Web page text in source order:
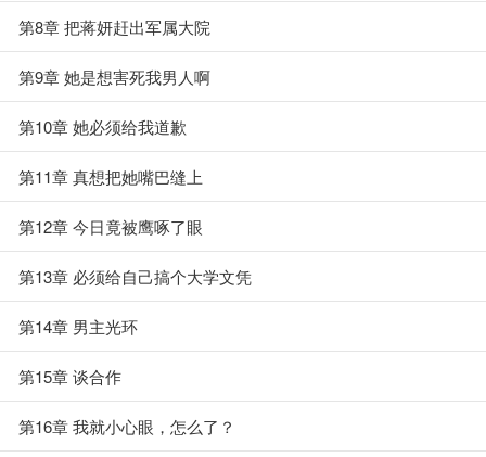
第8章 把蒋妍赶出军属大院
第9章 她是想害死我男人啊
第10章 她必须给我道歉
第11章 真想把她嘴巴缝上
第12章 今日竟被鹰啄了眼
第13章 必须给自己搞个大学文凭
第14章 男主光环
第15章 谈合作
第16章 我就小心眼，怎么了？